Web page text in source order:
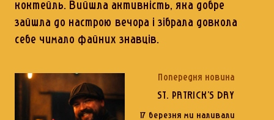
коктейль. Вийшла активність, яка добре
зайшла до настрою вечора і зібрала довкола
себе чимало файних знавців.
Попередня новина
ST. PATRICK'S DAY
17 березня ми наливали